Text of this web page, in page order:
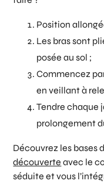
Position
Les bras sont
posée au sol ;
Commencez
en veillant à
Tendre chaque
prolongement
Découvrez les bases
découverte avec le
séduite et vous